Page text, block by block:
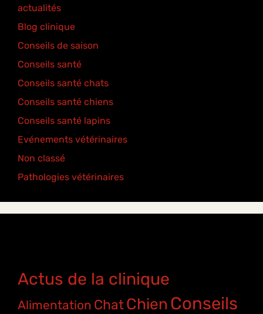
actualités
Blog clinique
Conseils de saison
Conseils santé
Conseils santé chats
Conseils santé chiens
Conseils santé lapins
Evénements vétérinaires
Non classé
Pathologies vétérinaires
Actus de la clinique
Alimentation ChatChien Conseils